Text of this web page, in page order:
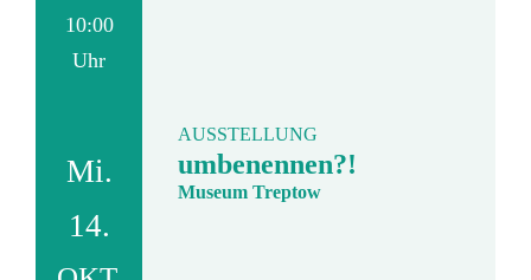
10:00
Uhr
Mi.
14.
AUSSTELLUNG
umbenennen?!
Museum Treptow